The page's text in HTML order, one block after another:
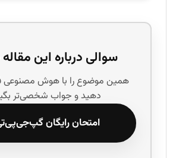
سوالی درباره این
همین موضوع را با هوش مصنوعی
دهید و جواب شخصی‌تر
امتحان رایگان